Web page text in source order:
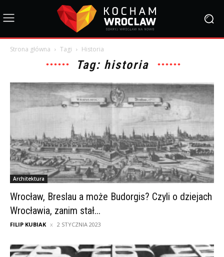
Strona główna Tagi Historia
Tag: historia
Architektura
Wrocław, Breslau a może Budorgis? Czyli o dziejach
Wrocławia, zanim stał...
FILIP KUBIAK 2 STYCZNIA 2023